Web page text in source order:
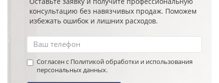
консультацию без навязчивых продаж. Поможем
избежать ошибок и лишних расходов.
Согласен с Политикой обработки и использования
персональных данных.